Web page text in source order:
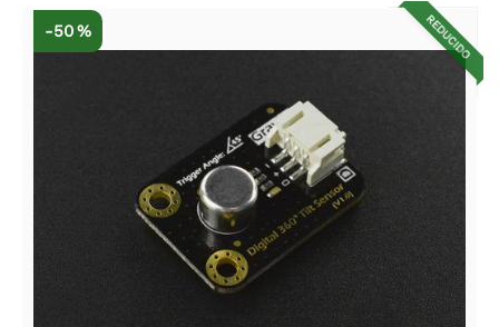
REDUCIDO
-50 %